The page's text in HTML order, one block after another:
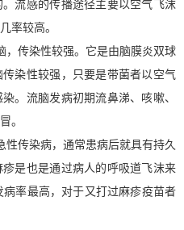
流感的传播途径主要以空气飞沫
率较高。
，传染性较强。它是由脑膜炎双球
染性较强，只要是带菌者以空气
。流脑发病初期流鼻涕、咳嗽、
。
性传染病，通常患病后就具有持久
是也是通过病人的呼吸道飞沫来
病率最高，对于又打过麻疹疫苗者